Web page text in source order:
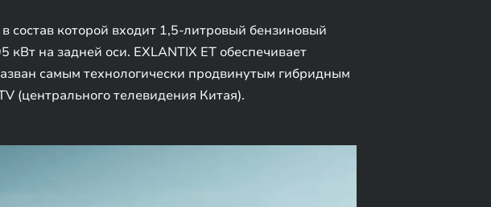
состав которой входит 1,5-литровый бензиновый
на задней оси. EXLANTIX ET обеспечивает
самым технологически продвинутым гибридным
(центрального телевидения Китая).